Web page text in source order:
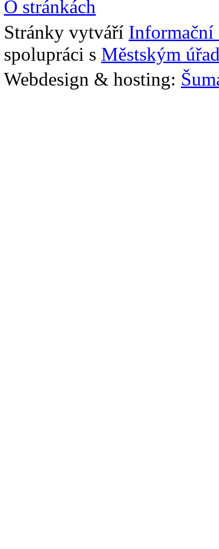
O stránkách
Stránky vytváří Informační
spolupráci s Městským
Webdesign & hosting: